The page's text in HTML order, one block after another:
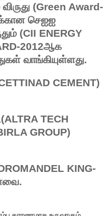
விருது (Green Award-
செஐஐ
(CII ENERGY
2012ஆக
வாங்கியுள்ளது.
CEMENT)
(ALTRA TECH
GROUP)
KING-
.